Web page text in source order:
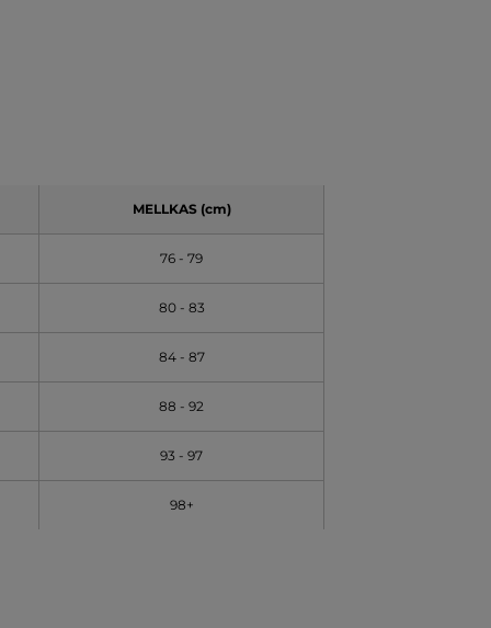
MELLKAS (cm)
76 - 79
80 - 83
84 - 87
88 - 92
93 - 97
98+